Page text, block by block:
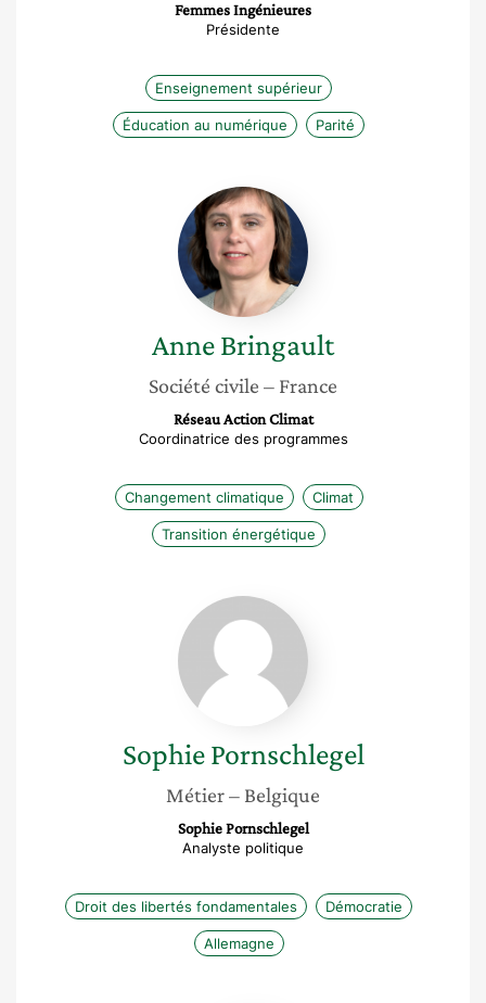
Femmes Ingénieures
Présidente
Enseignement supérieur
Éducation au numérique Parité
Anne
Bringault
AnneBringault
Société civile – France
Réseau Action Climat
Coordinatrice des programmes
Changement climatique Climat
Transition énergétique
Sophie
Pornschlegel
Sophie Pornschlegel
Métier– Belgique
Sophie Pornschlegel
Analyste politique
Droit des libertés fondamentales Démocratie
Allemagne